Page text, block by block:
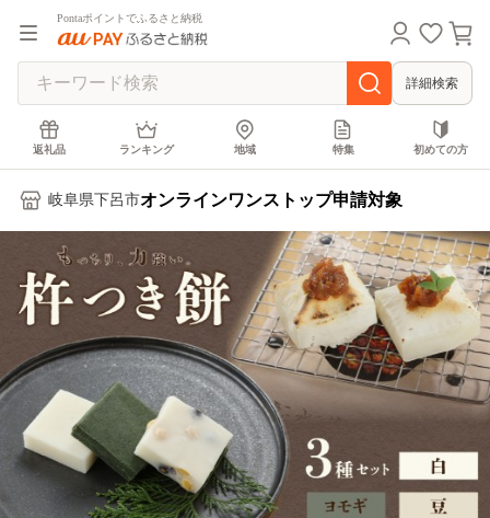
Pontaポイントでふるさと納税
詳細検索
返礼品 ランキング 地域 特集 初めての方
岐阜県下呂市オンラインワンストップ申請対象